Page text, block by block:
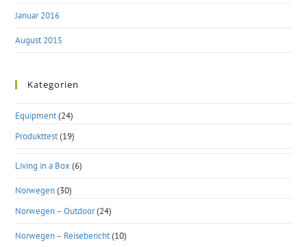
Januar 2016
August 2015
Kategorien
Equipment(24)
Produkttest(19)
Living in a Box (6)
Norwegen (30)
Norwegen – Outdoor(24)
Norwegen – Reisebericht(10)